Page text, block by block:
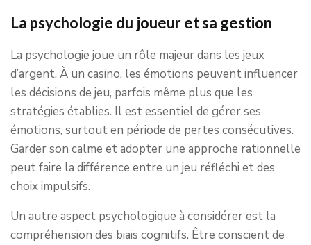
La psychologie du joueur et sa gestion
La psychologie joue un rôle majeur dans les jeux
d’argent. À un casino, les émotions peuvent influencer
les décisions de jeu, parfois même plus que les
stratégies établies. Il est essentiel de gérer ses
émotions, surtout en période de pertes consécutives.
Garder son calme et adopter une approche rationnelle
peut faire la différence entre un jeu réfléchi et des
choix impulsifs.
Un autre aspect psychologique à considérer est la
compréhension des biais cognitifs. Être conscient de